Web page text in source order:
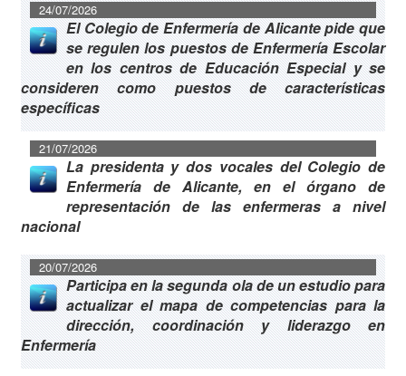
24/07/2026
El Colegio de Enfermería de Alicante pide que
se regulen los puestos de Enfermería Escolar
en los centros de Educación Especial y se
consideren como puestos de características
específicas
21/07/2026
La presidenta y dos vocales del Colegio de
Enfermería de Alicante, en el órgano de
representación de las enfermeras a nivel
nacional
20/07/2026
Participa en la segunda ola de un estudio para
actualizar el mapa de competencias para la
dirección, coordinación y liderazgo en
Enfermería